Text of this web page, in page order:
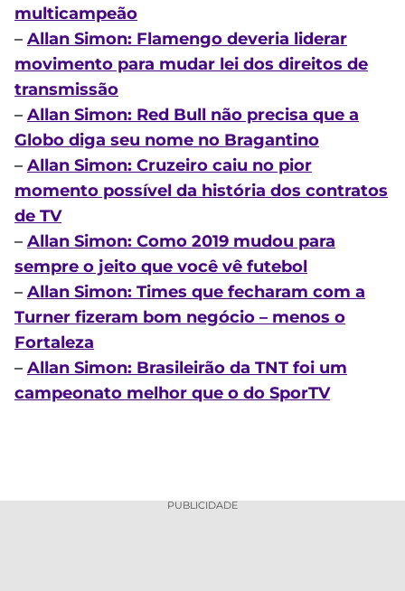
multicampeão
– Allan Simon: Flamengo deveria liderar
movimento para mudar lei dos direitos de
transmissão
– Allan Simon: Red Bull não precisa que a
Globo diga seu nome no Bragantino
– Allan Simon: Cruzeiro caiu no pior
momento possível da história dos contratos
de TV
– Allan Simon: Como 2019 mudou para
sempre o jeito que você vê futebol
– Allan Simon: Times que fecharam com a
Turner fizeram bom negócio – menos o
Fortaleza
– Allan Simon: Brasileirão da TNT foi um
campeonato melhor que o do SporTV
PUBLICIDADE